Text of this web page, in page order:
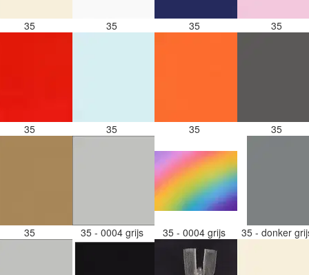
35 35 35 35
35 35 35 35
35 35 - 0004 grijs 35 - 0004 grijs 35 - donker